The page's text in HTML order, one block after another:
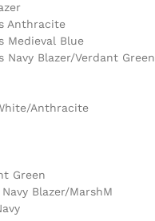
Anthracite
Medieval Blue
Blazer/Verdant Green
Anthracite
Green
Blazer/MarshM